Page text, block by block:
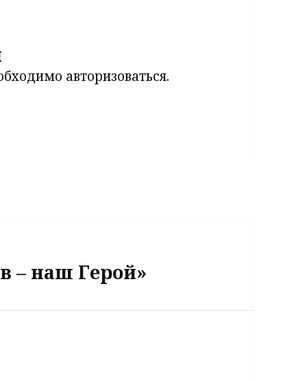
авторизоваться.
– наш Герой»